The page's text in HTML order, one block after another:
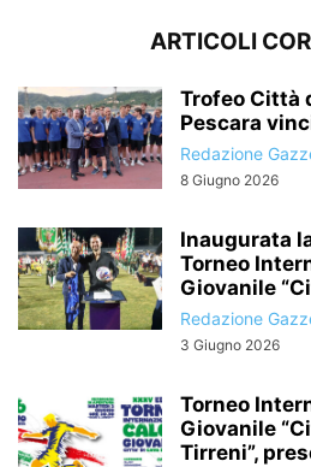
ARTICOLI
Trofeo Città
Pescara
Redazione
8 Giugno 2026
Inaugurata
Torneo
Giovanile
Redazione
3 Giugno 2026
Torneo
Giovanile
Tirreni”,